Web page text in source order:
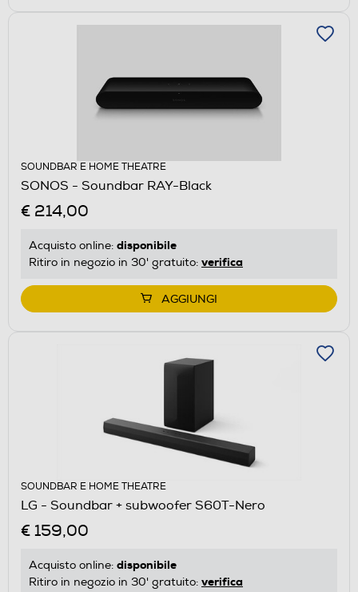
SOUNDBAR E HOME THEATRE
SONOS - Soundbar RAY-Black
€ 214,00
Acquisto online: disponibile
Ritiro in negozio in 30' gratuito: verifica
AGGIUNGI
SOUNDBAR E HOME THEATRE
LG - Soundbar + subwoofer S60T-Nero
€ 159,00
Acquisto online: disponibile
Ritiro in negozio in 30' gratuito: verifica